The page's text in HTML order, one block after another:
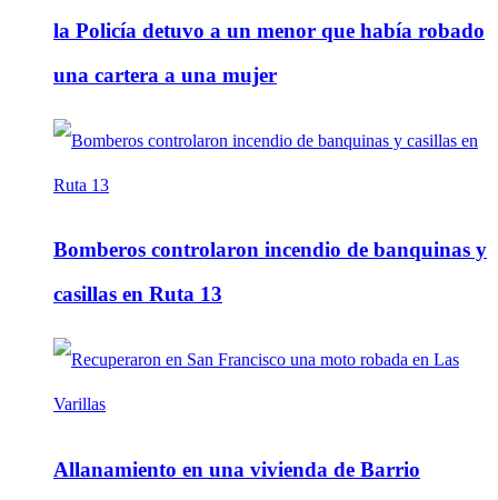
la Policía detuvo a un menor que había robado
una cartera a una mujer
Bomberos controlaron incendio de banquinas y
casillas en Ruta 13
Allanamiento en una vivienda de Barrio